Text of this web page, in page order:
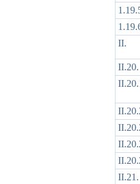
II.
II.20.
II.21.